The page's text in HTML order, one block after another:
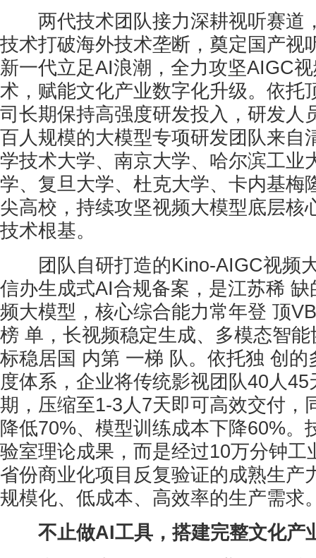
两代技术团队接力深耕视听赛道
技术打破海外技术垄断，奠定国产视
新一代立足AI浪潮，全力攻坚AIGC
术，赋能文化产业数字化升级。依托
司长期保持高强度研发投入，研发人
百人规模的大模型专项研发团队来自
学技术大学、南京大学、哈尔滨工业
学、复旦大学、杜克大学、卡内基梅
尖高校，持续攻坚视频大模型底层核
技术根基。
团队自研打造的Kino-AIGC视频
信办生成式AI合规备案，是江苏稀
频大模型，核心综合能力常年登 顶
榜 单，长视频稳定生成、多模态智
标稳居国 内第 一梯 队。依托独 创的
度体系，企业将传统影视团队40人
期，压缩至1-3人7天即可高效交付，
降低70%、模型训练成本下降60%。
验室理论成果，而是经过10万分钟工
省份商业化项目反复验证的成熟生产
规模化、低成本、高效率的生产需求
不止做AI工具，搭建完整文化产